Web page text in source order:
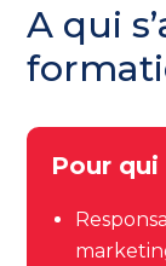
A qui
Pour qui